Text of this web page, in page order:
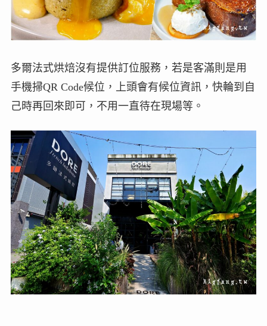
多爾法式烘焙沒有提供訂位服務，若是客滿則是用
手機掃QR Code候位，上頭會有候位資訊，快輪到自
己時再回來即可，不用一直待在現場等。